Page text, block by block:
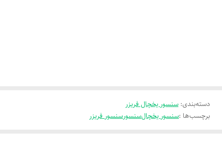
دسته‌بندی: سنسور یخچال فریزر
برچسب‌ها :سنسور یخچالسنسورسنسور فریزر